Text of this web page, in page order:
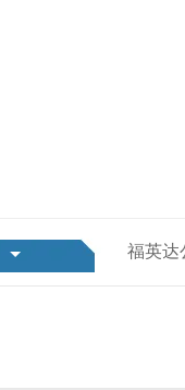
福英达